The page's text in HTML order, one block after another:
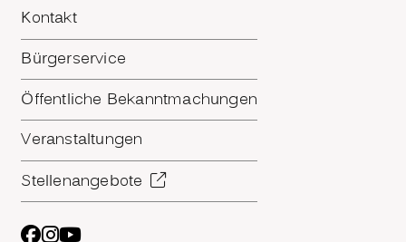
Kontakt
Bürgerservice
Öffentliche Bekanntmachungen
Veranstaltungen
Stellenangebote